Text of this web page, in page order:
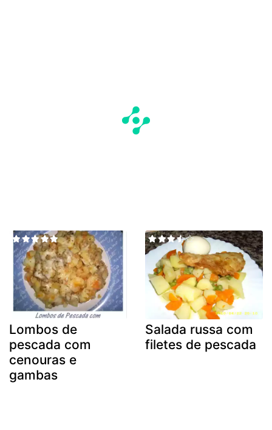
Lombos de
pescada com
cenouras e
gambas
Salada russa com
filetes de pescada